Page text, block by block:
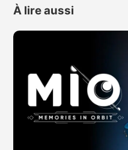
À lire aussi